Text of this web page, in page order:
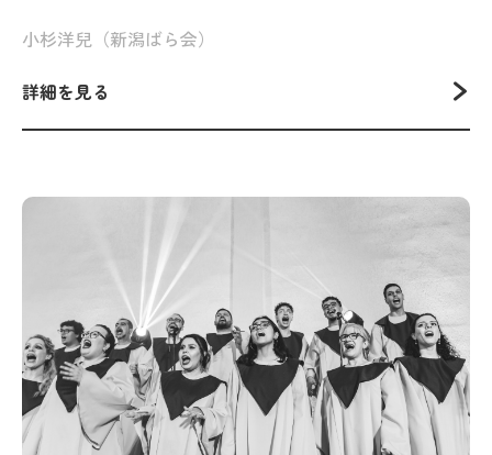
小杉洋兒（新潟ばら会）
詳細を見る